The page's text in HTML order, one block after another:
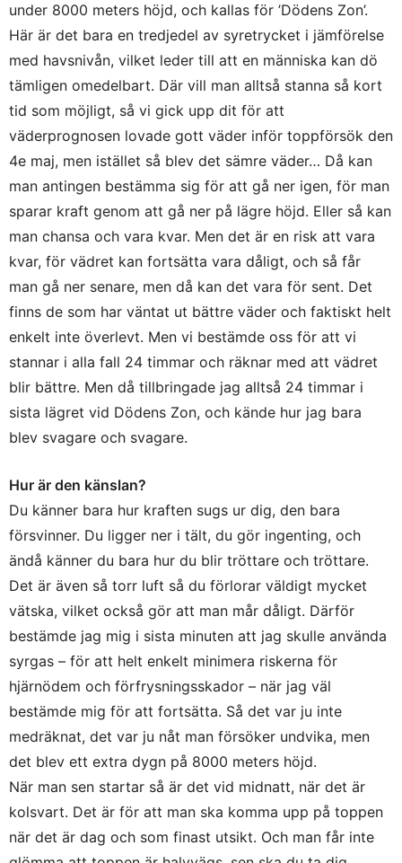
under 8000 meters höjd, och kallas för ’Dödens Zon’.
Här är det bara en tredjedel av syretrycket i jämförelse
med havsnivån, vilket leder till att en människa kan dö
tämligen omedelbart. Där vill man alltså stanna så kort
tid som möjligt, så vi gick upp dit för att
väderprognosen lovade gott väder inför toppförsök den
4e maj, men istället så blev det sämre väder… Då kan
man antingen bestämma sig för att gå ner igen, för man
sparar kraft genom att gå ner på lägre höjd. Eller så kan
man chansa och vara kvar. Men det är en risk att vara
kvar, för vädret kan fortsätta vara dåligt, och så får
man gå ner senare, men då kan det vara för sent. Det
finns de som har väntat ut bättre väder och faktiskt helt
enkelt inte överlevt. Men vi bestämde oss för att vi
stannar i alla fall 24 timmar och räknar med att vädret
blir bättre. Men då tillbringade jag alltså 24 timmar i
sista lägret vid Dödens Zon, och kände hur jag bara
blev svagare och svagare.
Hur är den känslan?
Du känner bara hur kraften sugs ur dig, den bara
försvinner. Du ligger ner i tält, du gör ingenting, och
ändå känner du bara hur du blir tröttare och tröttare.
Det är även så torr luft så du förlorar väldigt mycket
vätska, vilket också gör att man mår dåligt. Därför
bestämde jag mig i sista minuten att jag skulle använda
syrgas – för att helt enkelt minimera riskerna för
hjärnödem och förfrysningsskador – när jag väl
bestämde mig för att fortsätta. Så det var ju inte
medräknat, det var ju nåt man försöker undvika, men
det blev ett extra dygn på 8000 meters höjd.
När man sen startar så är det vid midnatt, när det är
kolsvart. Det är för att man ska komma upp på toppen
när det är dag och som finast utsikt. Och man får inte